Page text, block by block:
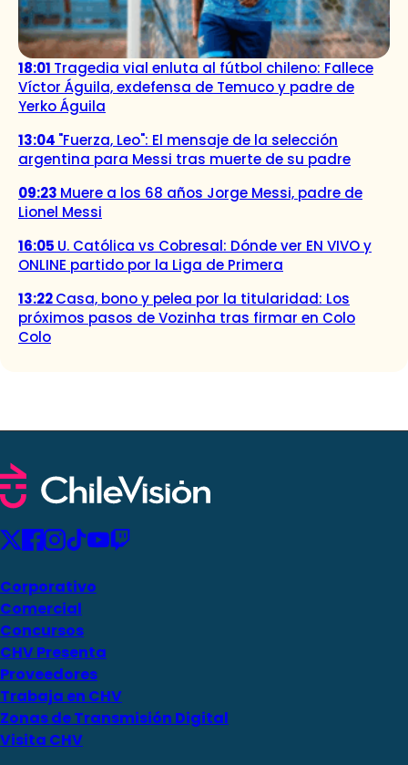
18:01 Tragedia vial enluta al fútbol chileno: Fallece
Víctor Águila, exdefensa de Temuco y padre de
Yerko Águila
13:04 "Fuerza, Leo": El mensaje de la selección
argentina para Messi tras muerte de su padre
09:23 Muere a los 68 años Jorge Messi, padre de
Lionel Messi
16:05 U. Católica vs Cobresal: Dónde ver EN VIVO y
ONLINE partido por la Liga de Primera
13:22Casa, bono y pelea por la titularidad: Los
próximos pasos de Vozinha tras firmar en Colo
Colo
Corporativo
Comercial
Concursos
CHV Presenta
Proveedores
Trabaja en CHV
Zonas de Transmisión Digital
Visita CHV